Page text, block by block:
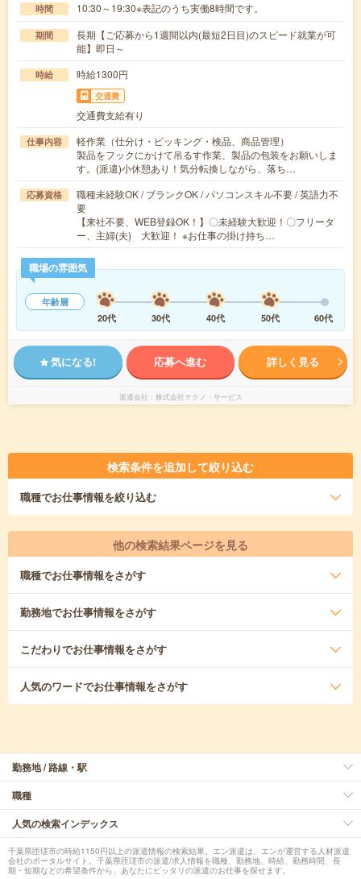
時間 10:30～19:30※表記のうち実働8時間です。
期間
長期【ご応募から1週間以内(最短2日目)のスピード就業が可
能】即日～
時給 時給1300円
交通費
交通費支給有り
仕事内容
軽作業（仕分け・ピッキング・検品、商品管理）
製品をフックにかけて吊るす作業、製品の包装をお願いしま
す。(派遣)小休憩あり！気分転換しながら、落ち…
応募資格
職種未経験OK / ブランクOK / パソコンスキル不要 / 英語力不
要
【来社不要、WEB登録OK！】〇未経験大歓迎！〇フリータ
ー、主婦(夫) 大歓迎！ ※お仕事の掛け持ち…
職場の雰囲気
年齢層
20代
30代 40代 50代 60代
気になる! 応募へ進む 詳しく見る
派遣会社 株式会社テクノ・サービス
検索条件を追加して絞り込む
職種でお仕事情報を絞り込む
他の検索結果ページを見る
職種でお仕事情報をさがす
勤務地でお仕事情報をさがす
こだわりでお仕事情報をさがす
人気のワードでお仕事情報をさがす
勤務地 / 路線・駅
職種
人気の検索インデックス
千葉県匝瑳市の時給1150円以上の派遣情報の検索結果。エン派遣は、エンが運営する人材派遣
会社のポータルサイト。千葉県匝瑳市の派遣/求人情報を職種、勤務地、時給、勤務時間、長
期・短期などの希望条件から、あなたにピッタリの派遣のお仕事を探せます。